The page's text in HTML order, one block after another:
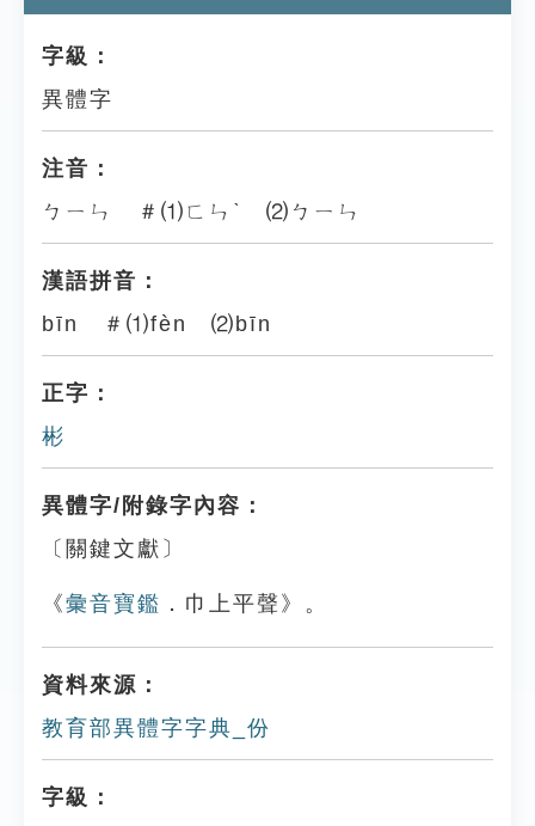
字級：
異體字
注音：
ㄅㄧㄣ ＃⑴ㄈㄣˋ ⑵ㄅㄧㄣ
漢語拼音：
bīn ＃⑴fèn ⑵bīn
正字：
彬
異體字/附錄字內容：
〔關鍵文獻〕
《彙音寶鑑 ．巾上平聲》。
資料來源：
教育部異體字字典_份
字級：